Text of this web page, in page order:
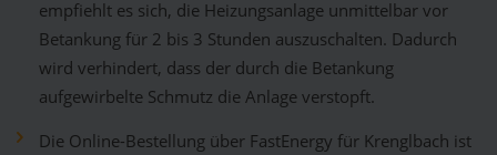
empfiehlt es sich, die Heizungsanlage unmittelbar vor
Betankung für 2 bis 3 Stunden auszuschalten. Dadurch
wird verhindert, dass der durch die Betankung
aufgewirbelte Schmutz die Anlage verstopft.
Die Online-Bestellung über FastEnergy für Krenglbach ist